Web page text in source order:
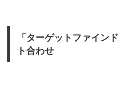
「ターゲットファイン
ト合わせ